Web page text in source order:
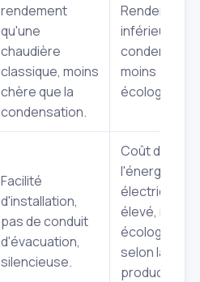
rendement
qu'une
chaudière
classique, moins
chère que la
condensation.
Rendement
inférieur à la
moins
écologique.
Facilité
d'installation,
pas de conduit
d'évacuation,
silencieuse.
Coût de
l'énergie
électrique
élevé, moins
écologique
selon la
production